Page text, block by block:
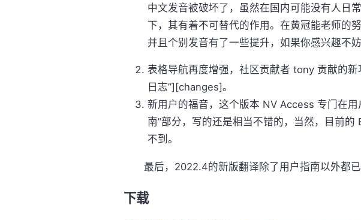
中文发音被破坏了，虽然在国内可能没有人日
下，其有着不可替代的作用。在黄冠能老师的
并且个别发音有了一些提升，如果你感兴趣不妨
表格导航再度增强，社区贡献者 tony 贡献的
日志”][changes]。
新用户的福音，这个版本 NV Access 专门在用
南”部分，写的还是相当不错的，当然，目前
不到。
最后，2022.4的新版翻译除了用户指南以外都已
下载